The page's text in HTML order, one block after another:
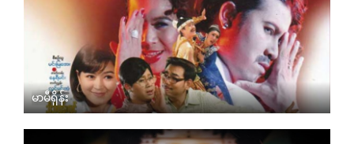
မာမီရှိန်း